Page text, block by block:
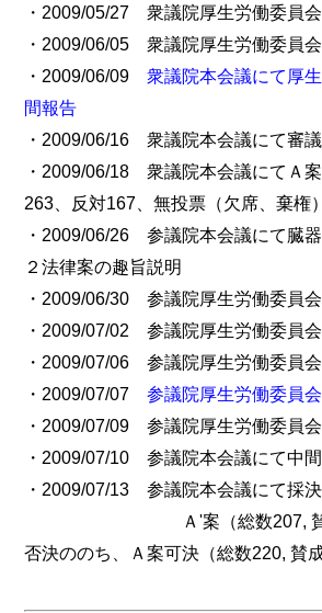
・2009/05/27 衆議院厚生労働委員
・2009/06/05 衆議院厚生労働委員
・2009/06/09衆議院本会議にて厚
間報告
・2009/06/16 衆議院本会議にて審議
・2009/06/18 衆議院本会議にてＡ
263、反対167、無投票（欠席、棄権
・2009/06/26 参議院本会議にて臓
２法律案の趣旨説明
・2009/06/30 参議院厚生労働委員
・2009/07/02 参議院厚生労働委員
・2009/07/06 参議院厚生労働委員
・2009/07/07参議院厚生労働委員
・2009/07/09 参議院厚生労働委員
・2009/07/10 参議院本会議にて中
・2009/07/13 参議院本会議にて採決
Ａ'案（総数207, 賛成
否決ののち、Ａ案可決（総数220, 賛